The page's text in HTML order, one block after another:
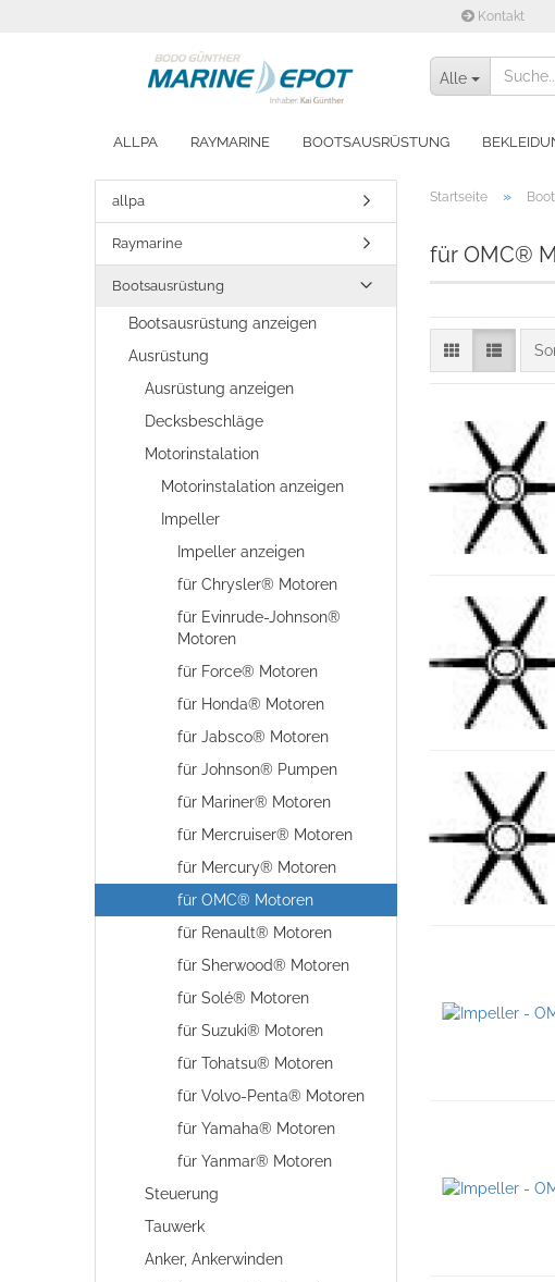
Kontakt
Alle
ALLPA RAYMARINE BOOTSAUSRÜSTUNG
WINTERFEST MACHEN
Startseite »
für OMC®
allpa
Raymarine
Bootsausrüstung
Bootsausrüstung anzeigen
Ausrüstung
Ausrüstung anzeigen
Decksbeschläge
Motorinstalation
Motorinstalation anzeigen
Impeller
Impeller anzeigen
für Chrysler® Motoren
für Evinrude-Johnson®
Motoren
für Force® Motoren
für Honda® Motoren
für Jabsco® Motoren
für Johnson® Pumpen
für Mariner® Motoren
für Mercruiser® Motoren
für Mercury® Motoren
für OMC® Motoren
für Renault® Motoren
für Sherwood® Motoren
für Solé® Motoren
für Suzuki® Motoren
für Tohatsu® Motoren
für Volvo-Penta® Motoren
für Yamaha® Motoren
für Yanmar® Motoren
Steuerung
Tauwerk
Anker, Ankerwinden